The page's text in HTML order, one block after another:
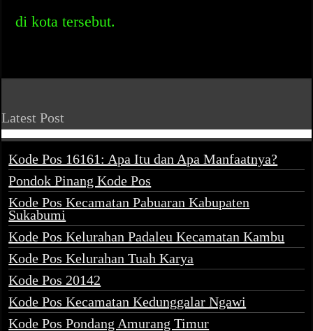
di kota tersebut.
Latest Post
Kode Pos 16161: Apa Itu dan Apa Manfaatnya?
Pondok Pinang Kode Pos
Kode Pos Kecamatan Pabuaran Kabupaten
Sukabumi
Kode Pos Kelurahan Padaleu Kecamatan Kambu
Kode Pos Kelurahan Tuah Karya
Kode Pos 20142
Kode Pos Kecamatan Kedunggalar Ngawi
Kode Pos Pondang Amurang Timur